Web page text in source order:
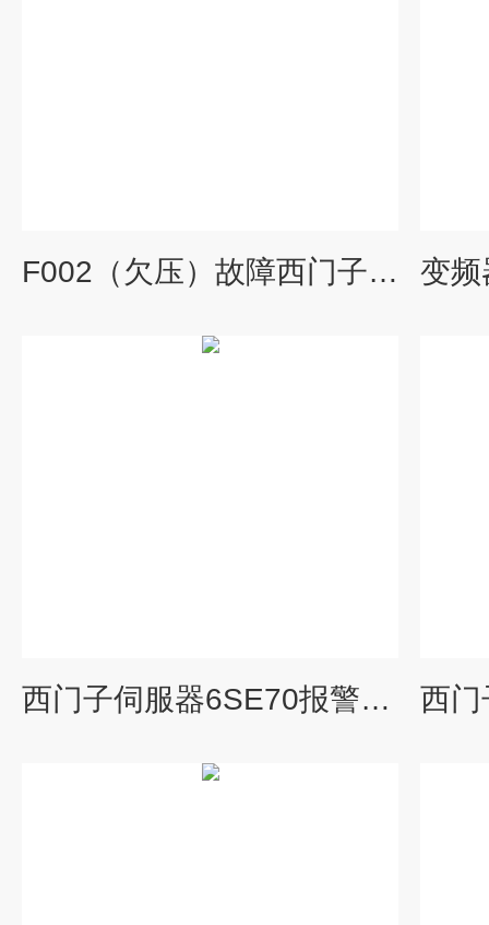
F002（欠压）故障西门子6SE70变频器故障修理
西门子伺服器6SE70报警A133/A135维修